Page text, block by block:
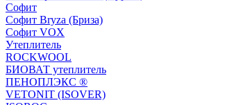
Софит
Софит Bryza (Бриза)
Софит VOX
Утеплитель
ROCKWOOL
БИОВАТ утеплитель
ПЕНОПЛЭКС ®
VETONIT (ISOVER)